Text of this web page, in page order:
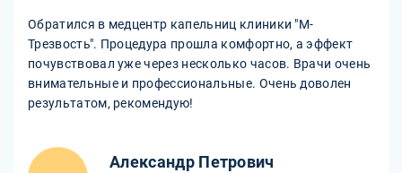
Обратился в медцентр капельниц клиники "М-
Трезвость". Процедура прошла комфортно, а эффект
почувствовал уже через несколько часов. Врачи очень
внимательные и профессиональные. Очень доволен
результатом, рекомендую!
Александр Петрович